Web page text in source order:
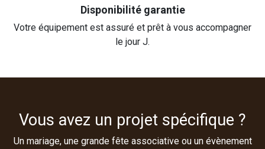
Disponibilité garantie
Votre équipement est assuré et prêt à vous accompagner
le jour J.
Vous avez un projet spécifique ?
Un mariage, une grande fête associative ou un évènement